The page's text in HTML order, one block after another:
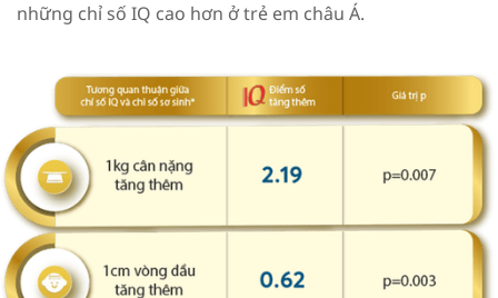
những chỉ số IQ cao hơn ở trẻ em châu Á.